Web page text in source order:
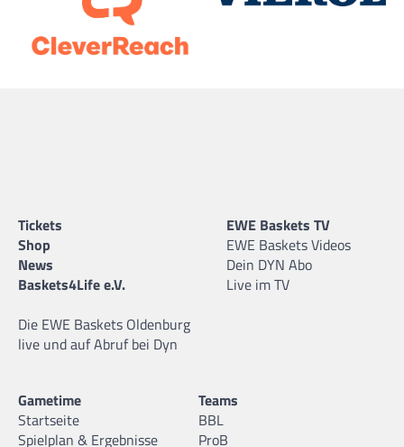
Tickets
Shop
News
Baskets4Life e.V.
Die EWE Baskets Oldenburg
live und auf Abruf bei Dyn
EWE Baskets TV
EWE Baskets Videos
Dein DYN Abo
Live im TV
Gametime
Startseite
Spielplan & Ergebnisse
Teams
BBL
ProB